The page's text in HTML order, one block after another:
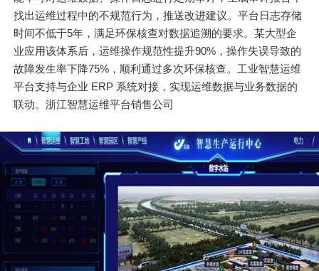
找出运维过程中的不规范行为，推送改进建议。平台日志存储
时间不低于5年，满足环保核查对数据追溯的要求。某大型企
业应用该体系后，运维操作规范性提升90%，操作失误导致的
故障发生率下降75%，顺利通过多次环保核查。工业智慧运维
平台支持与企业 ERP 系统对接，实现运维数据与业务数据的
联动。浙江智慧运维平台销售公司